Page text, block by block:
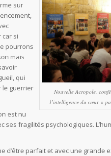
Nouvelle Acropole,
l’intelligence du cœur »
sur
car si
pourrons
mais
qui
le guerrier
est nu
fragilités psychologiques.
d’être parfait et avec une grande